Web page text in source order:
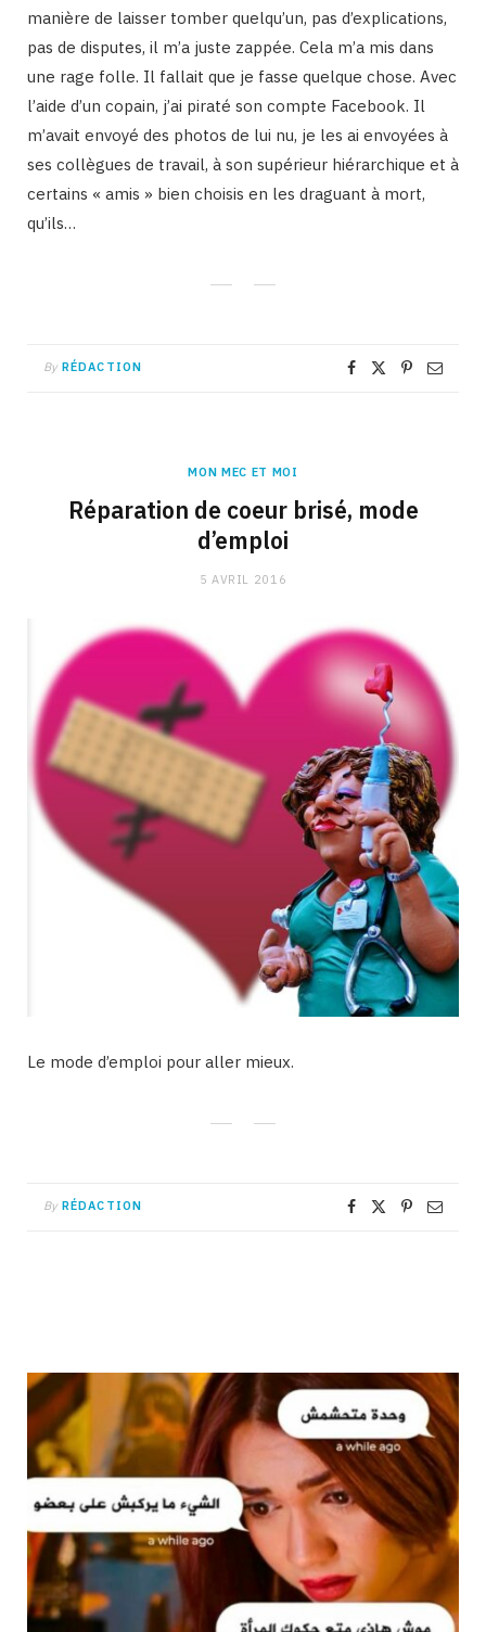
manière de laisser tomber quelqu’un, pas d’explications,
pas de disputes, il m’a juste zappée. Cela m’a mis dans
une rage folle. Il fallait que je fasse quelque chose. Avec
l’aide d’un copain, j’ai piraté son compte Facebook. Il
m’avait envoyé des photos de lui nu, je les ai envoyées à
ses collègues de travail, à son supérieur hiérarchique et à
certains « amis » bien choisis en les draguant à mort,
qu’ils…
By RÉDACTION
MON MEC ET MOI
Réparation de coeur brisé, mode
d’emploi
5 AVRIL 2016
Le mode d’emploi pour aller mieux.
By RÉDACTION